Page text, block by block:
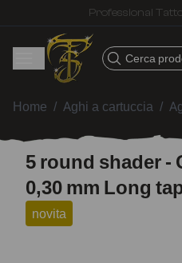
Fast shipping –
Cerca
Home / Aghi a cartuccia /
5 round shader -
0,30 mm Long
novita